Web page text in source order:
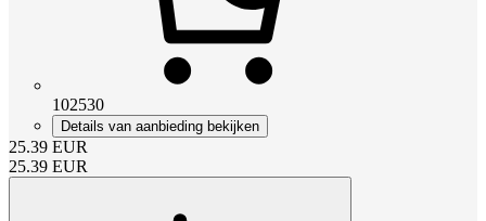
102530
Details van aanbieding bekijken
25.39 EUR
25.39 EUR